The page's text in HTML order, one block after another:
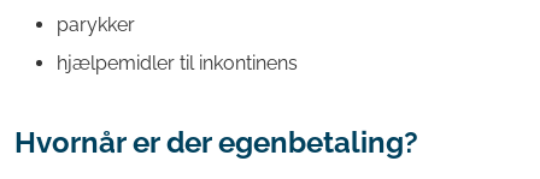
parykker
hjælpemidler til inkontinens
Hvornår er der egenbetaling?